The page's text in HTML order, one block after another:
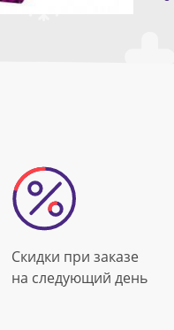
Скидки при заказе
на следующий день